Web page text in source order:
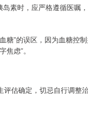
素时，应严格遵循医嘱
糖”的误区，因为血糖控
虑”。
估确定，切忌自行调整